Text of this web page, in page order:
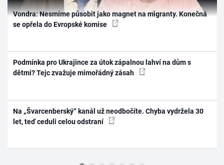
Vondra: Nesmíme působit jako magnet na migranty. Konečná
se opřela do Evropské komise
Podmínka pro Ukrajince za útok zápalnou lahví na dům s
dětmi? Tejc zvažuje mimořádný zásah
Na „Švarcenberský“ kanál už neodbočíte. Chyba vydržela 30
let, teď ceduli celou odstraní